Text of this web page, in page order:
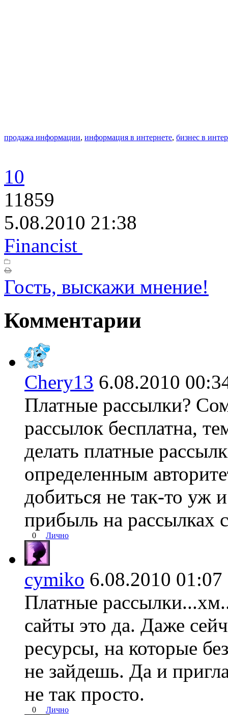
продажа информации, информация в интернете, бизнес в
10
11859
5.08.2010 21:38
Financist
Гость, выскажи мнение!
Комментарии
Chery13 6.08.2010
Платные рассылки?
рассылок бесплатна,
делать платные
определенным
добиться не так-то уж
прибыль на рассылках
0 Лично
cymiko 6.08.2010
Платные
сайты это да. Даже
ресурсы, на которые
не зайдешь. Да и
не так просто.
0 Лично